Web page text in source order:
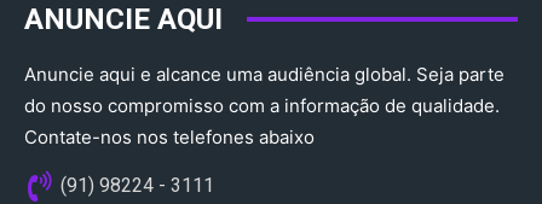
ANUNCIE AQUI
Anuncie aqui e alcance uma audiência global. Seja parte
do nosso compromisso com a informação de qualidade.
Contate-nos nos telefones abaixo
(91) 98224 - 3111